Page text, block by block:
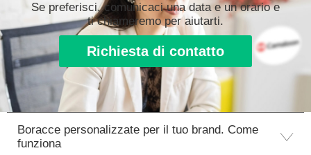
Se preferisci, comunicaci una data e un orario e
ti chiameremo per aiutarti.
Richiesta di contatto
Boracce personalizzate per il tuo brand. Come
funziona